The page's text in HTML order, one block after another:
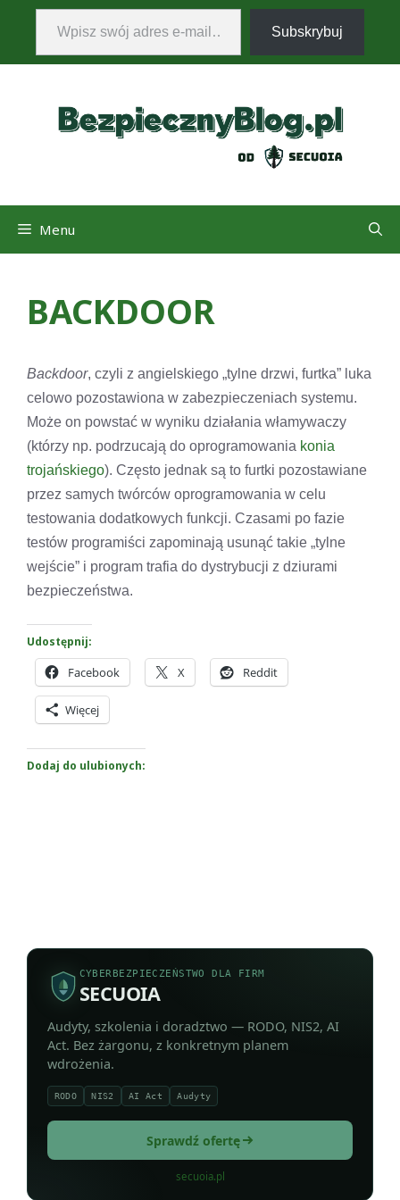
PrzejdźWpisz swój adres e-mail…
Subskrybuj
Menu
BACKDOOR
Backdoor, czyli z angielskiego „tylne drzwi, furtka” luka
celowo pozostawiona w zabezpieczeniach systemu.
Może on powstać w wyniku działania włamywaczy
(którzy np. podrzucają do oprogramowania konia
trojańskiego). Często jednak są to furtki pozostawiane
przez samych twórców oprogramowania w celu
testowania dodatkowych funkcji. Czasami po fazie
testów programiści zapominają usunąć takie „tylne
wejście” i program trafia do dystrybucji z dziurami
bezpieczeństwa.
Udostępnij:
Facebook X Reddit
Więcej
Dodaj do ulubionych:
CYBERBEZPIECZEŃSTWO DLA FIRM
SECUOIA
Audyty, szkolenia i doradztwo — RODO, NIS2, AI
Act. Bez żargonu, z konkretnym planem
wdrożenia.
RODO NIS2 AI Act Audyty
Sprawdź ofertę
secuoia.pl